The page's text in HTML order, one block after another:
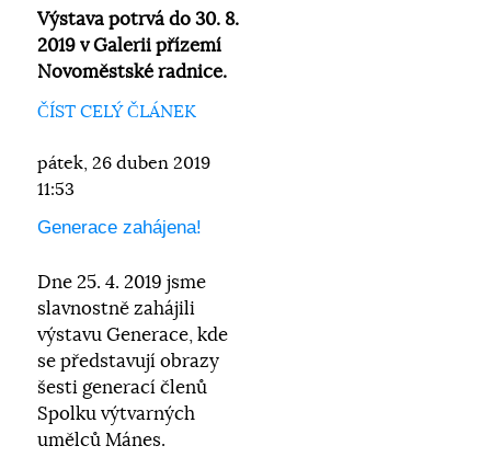
Výstava potrvá do 30. 8.
2019 v Galerii přízemí
Novoměstské radnice.
ČÍST CELÝ ČLÁNEK
pátek, 26 duben 2019
11:53
Generace zahájena!
Dne 25. 4. 2019 jsme
slavnostně zahájili
výstavu Generace, kde
se představují obrazy
šesti generací členů
Spolku výtvarných
umělců Mánes.